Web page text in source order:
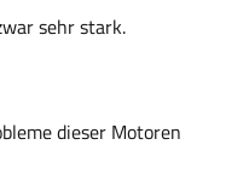
sehr stark.
dieser Motoren